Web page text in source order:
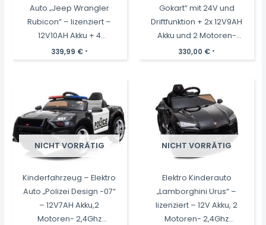
Auto „Jeep Wrangler
Rubicon“ – lizenziert –
12V10AH Akku + 4
Motoren +
339,99 € *
Gokart“ mit 24V und
Driftfunktion + 2x 12V9AH
Akku und 2 Motoren-
Weiss
330,00 € *
NICHT VORRÄTIG
Kinderfahrzeug – Elektro
Auto „Polizei Design -07“
– 12V7AH Akku,2
Motoren- 2,4Ghz
NICHT VORRÄTIG
Elektro Kinderauto
„Lamborghini Urus“ –
lizenziert – 12V Akku, 2
Motoren- 2,4Ghz